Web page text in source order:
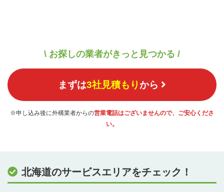
\ お探しの業者がきっと見つかる /
まずは3社見積もりから
※申し込み後に外構業者からの営業電話はございませんので、ご安心くださ
い。
北海道のサービスエリアをチェック！